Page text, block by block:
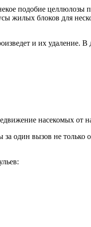
подобие целлюлозы
жилых блоков для
и их удаление.
насекомых от
один вызов не только